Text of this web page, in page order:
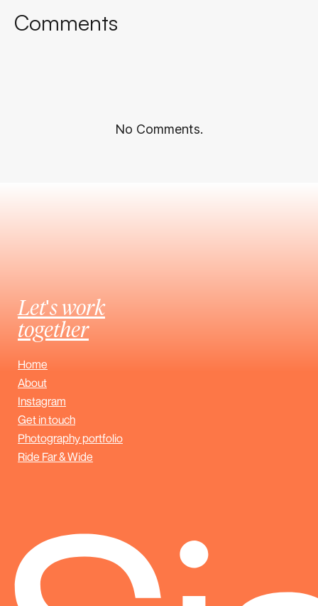
Comments
No Comments.
Let's work
together
Home
About
Instagram
Get in touch
Photography portfolio
Ride Far & Wide